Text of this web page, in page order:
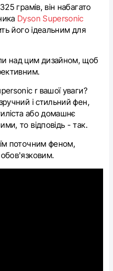
грамів, він набагато
Dyson Supersonic
його ідеальним для
над цим дизайном, щоб
r вашої уваги?
і стильний фен,
або домашнє
то відповідь - так.
поточним феном,